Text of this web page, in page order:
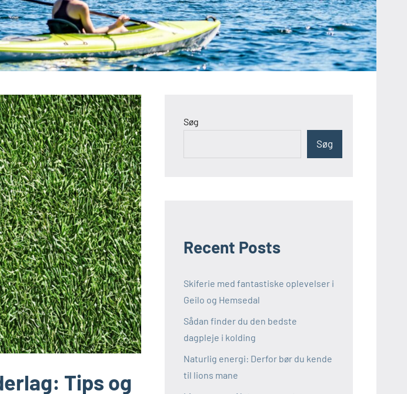
Tips og
Søg
Søg
Recent Posts
Skiferie med fantastiske oplevelser i
Geilo og Hemsedal
Sådan finder du den bedste
dagpleje i kolding
Naturlig energi: Derfor bør du kende
til lions mane